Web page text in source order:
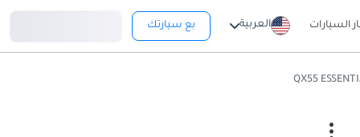
السيارات العربية بع سيارتك